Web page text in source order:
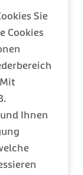
Sie
Cookies
Ihnen